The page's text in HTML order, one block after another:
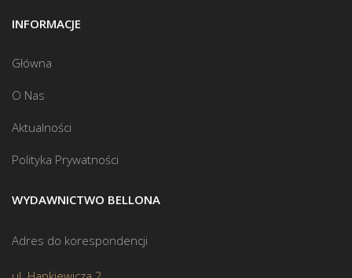
INFORMACJE
Główna
O Nas
Aktualności
Polityka Prywatności
WYDAWNICTWO BELLONA
Adres do korespondencji